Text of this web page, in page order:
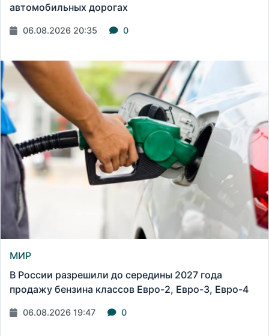
автомобильных дорогах
06.08.2026 20:35 0
МИР
В России разрешили до середины 2027 года
продажу бензина классов Евро-2, Евро-3, Евро-4
06.08.2026 19:47 0